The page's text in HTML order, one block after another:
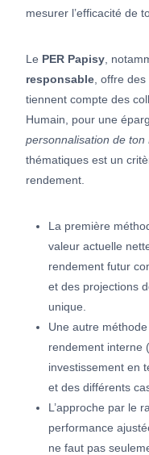
mesurer l’efficacité de
Le PER Papisy ,
responsable , offre
tiennent compte des
Humain, pour une
personnalisation de ton
thématiques est un
rendement.
La première
valeur actuelle
rendement futur
et des projections
unique.
Une autre
rendement interne
investissement en
et des différents
L’approche par le
performance
ne faut pas